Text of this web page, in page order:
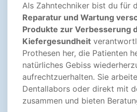
Als Zahntechniker bist du für
Reparatur und Wartung
Produkte zur Verbesserung
Kiefergesundheit
Prothesen her, die Patienten
natürliches Gebiss
aufrechtzuerhalten. Sie
Dentallabors oder direkt mit
zusammen und bieten